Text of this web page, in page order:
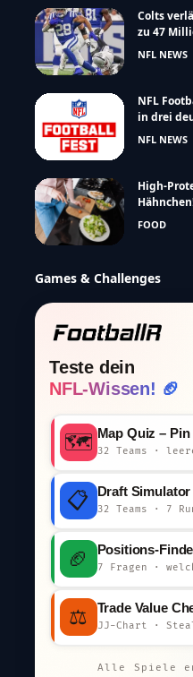
Colts
zu 47
NFL NEWS
NFL
in drei
NFL NEWS
High-
FOOD
Games & Challenges
Teste dein
NFL-Wissen! 🏈
🗺️ Map Quiz –
📋 Draft Simulator
🏈 Positions-
⚖️ Trade Value
Alle Spiele